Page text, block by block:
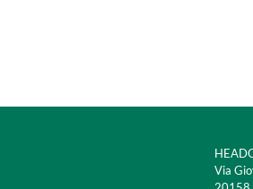
Via